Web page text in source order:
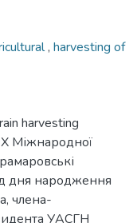
, harvesting of
harvesting
Х Міжнародної
дня народження
члена-
УАСГН